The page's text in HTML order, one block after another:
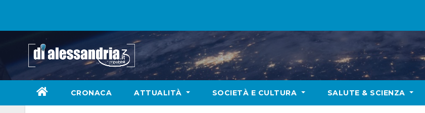
CRONACA ATTUALITÀ SOCIETÀ E CULTURA SALUTE & SCIENZA